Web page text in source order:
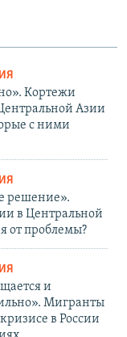
Кортежи
Азии
с ними
решение».
в Центральной
от проблемы?
и
Мигранты
в России